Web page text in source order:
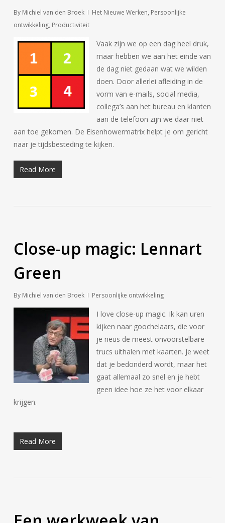
By Michiel van den Broek Het Nieuwe Werken, Persoonlijke
ontwikkeling, Productiviteit
Vaak zijn we op een dag heel druk,
maar hebben we aan het einde van
de dag niet gedaan wat we wilden
doen. Door allerlei afleiding in de
vorm van e-mails, social media,
collega’s aan het bureau en klanten
aan de telefoon zijn we daar niet
aan toe gekomen. De Eisenhowermatrix helpt je om gericht
naar je tijdsbesteding te kijken.
Read More
Close-up magic: Lennart
Green
By Michiel van den Broek Persoonlijke ontwikkeling
I love close-up magic. Ik kan uren
kijken naar goochelaars, die voor
je neus de meest onvoorstelbare
trucs uithalen met kaarten. Je weet
dat je bedonderd wordt, maar het
gaat allemaal zo snel en je hebt
geen idee hoe ze het voor elkaar
krijgen.
Read More